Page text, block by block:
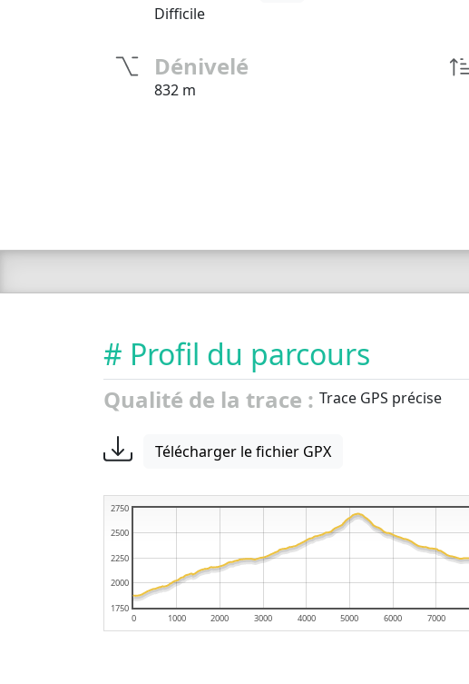
Difficile
Dénivelé
832 m
# Profil du parcours
Qualité de la trace : Trace GPS précise
Télécharger le fichier GPX
0 1000 2000 3000 4000 5000 6000 7000
1750
2000
2250
2500
2750